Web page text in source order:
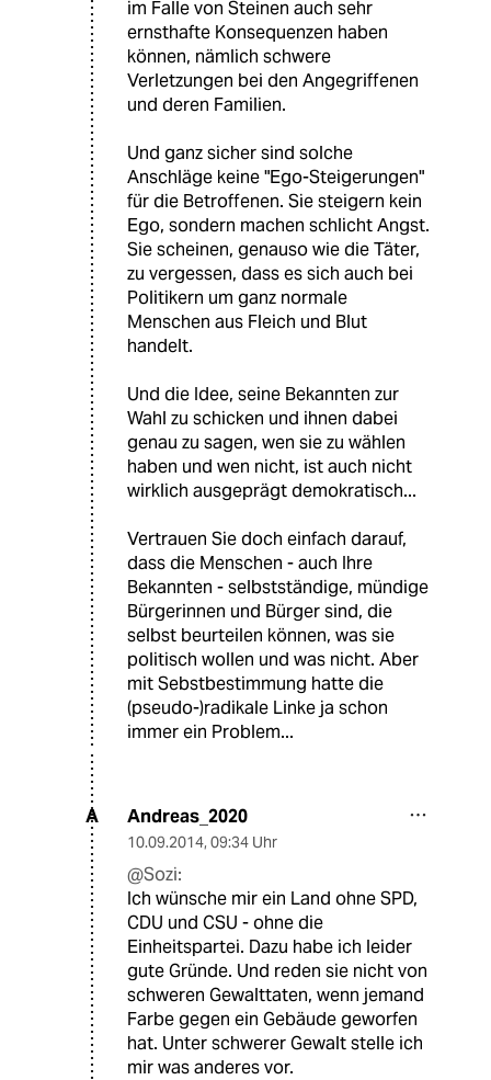
im Falle von Steinen auch sehr
ernsthafte Konsequenzen haben
können, nämlich schwere
Verletzungen bei den Angegriffenen
und deren Familien.
Und ganz sicher sind solche
Anschläge keine "Ego-Steigerungen"
für die Betroffenen. Sie steigern kein
Ego, sondern machen schlicht Angst.
Sie scheinen, genauso wie die Täter,
zu vergessen, dass es sich auch bei
Politikern um ganz normale
Menschen aus Fleich und Blut
handelt.
Und die Idee, seine Bekannten zur
Wahl zu schicken und ihnen dabei
genau zu sagen, wen sie zu wählen
haben und wen nicht, ist auch nicht
wirklich ausgeprägt demokratisch...
Vertrauen Sie doch einfach darauf,
dass die Menschen - auch Ihre
Bekannten - selbstständige, mündige
Bürgerinnen und Bürger sind, die
selbst beurteilen können, was sie
politisch wollen und was nicht. Aber
mit Sebstbestimmung hatte die
(pseudo-)radikale Linke ja schon
immer ein Problem...
A Andreas_2020
10.09.2014, 09:34 Uhr
@Sozi:
Ich wünsche mir ein Land ohne SPD,
CDU und CSU - ohne die
Einheitspartei. Dazu habe ich leider
gute Gründe. Und reden sie nicht von
schweren Gewalttaten, wenn jemand
Farbe gegen ein Gebäude geworfen
hat. Unter schwerer Gewalt stelle ich
mir was anderes vor.